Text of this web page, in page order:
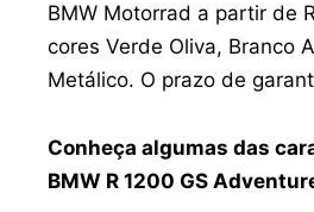
BMW Motorrad a partir de
cores Verde Oliva, Branco
Metálico. O prazo de
Conheça algumas das
BMW R 1200 GS